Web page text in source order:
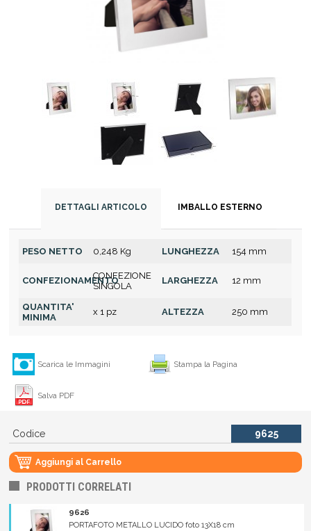
DETTAGLI ARTICOLO IMBALLO ESTERNO
PESO NETTO 0,248 Kg LUNGHEZZA 154 mm
CONFEZIONAMENTOCONFEZIONE
SINGOLA
LARGHEZZA 12 mm
QUANTITA'
MINIMA
x 1 pz ALTEZZA 250 mm
Scarica le Immagini Stampa la Pagina
Salva PDF
Codice 9625
Aggiungi al Carrello
PRODOTTI CORRELATI
9626
PORTAFOTO METALLO LUCIDO foto 13X18 cm